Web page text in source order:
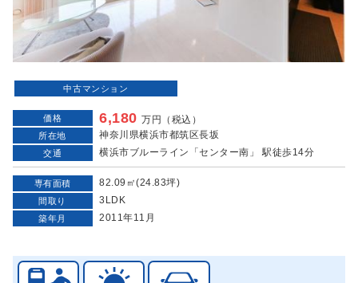
中古マンション
価格 6,180万円（税込）
所在地 神奈川県横浜市都筑区長坂
交通 横浜市ブルーライン「センター南」 駅徒歩14分
専有面積 82.09㎡(24.83坪)
間取り 3LDK
築年月 2011年11月